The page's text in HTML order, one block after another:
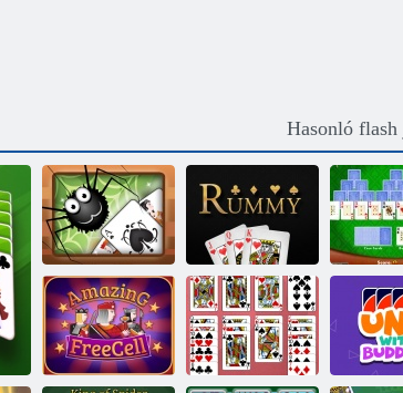
Hasonló flash
Csodálatos pók
pasziánsz
Römi